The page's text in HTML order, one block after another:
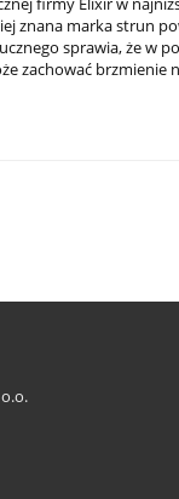
znana marka strun
sprawia, że w
zachować brzmienie